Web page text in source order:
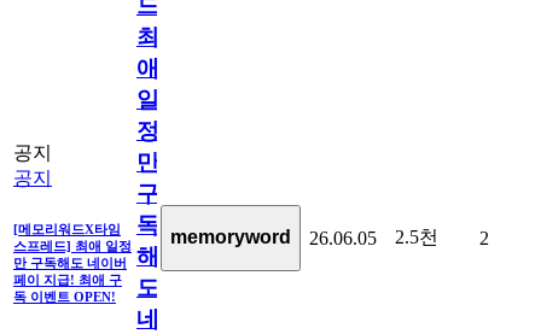
공지
공지
[메모리워드X타임
스프레드] 최애 일정
만 구독해도 네이버
페이 지급! 최애 구
독 이벤트 OPEN!
드]
최
애
일
정
만
구
독
해
도
네
memoryword 26.06.05 2.5천 2